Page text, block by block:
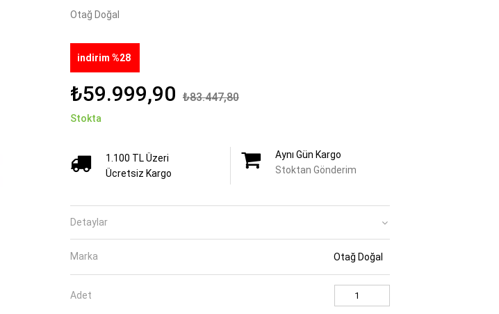
Otağ Doğal
indirim %28
₺59.999,90 ₺83.447,80
Stokta
1.100 TL Üzeri
Ücretsiz Kargo
Aynı Gün Kargo
Stoktan Gönderim
Detaylar
Marka Otağ Doğal
Adet